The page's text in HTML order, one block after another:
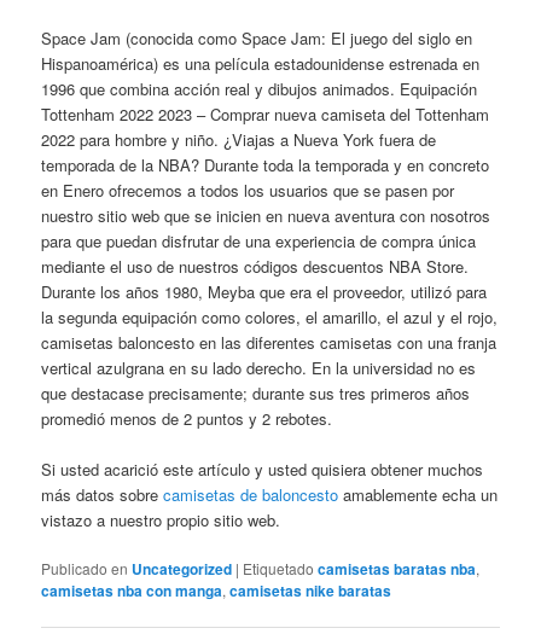
Space Jam (conocida como Space Jam: El juego del siglo en
Hispanoamérica) es una película estadounidense estrenada en
1996 que combina acción real y dibujos animados. Equipación
Tottenham 2022 2023 – Comprar nueva camiseta del Tottenham
2022 para hombre y niño. ¿Viajas a Nueva York fuera de
temporada de la NBA? Durante toda la temporada y en concreto
en Enero ofrecemos a todos los usuarios que se pasen por
nuestro sitio web que se inicien en nueva aventura con nosotros
para que puedan disfrutar de una experiencia de compra única
mediante el uso de nuestros códigos descuentos NBA Store.
Durante los años 1980, Meyba que era el proveedor, utilizó para
la segunda equipación como colores, el amarillo, el azul y el rojo,
camisetas baloncesto en las diferentes camisetas con una franja
vertical azulgrana en su lado derecho. En la universidad no es
que destacase precisamente; durante sus tres primeros años
promedió menos de 2 puntos y 2 rebotes.
Si usted acarició este artículo y usted quisiera obtener muchos
más datos sobrecamisetas de baloncesto amablemente echa un
vistazo a nuestro propio sitio web.
Publicado en Uncategorized | Etiquetado camisetas baratas nba,
camisetas nba con manga,camisetas nike baratas